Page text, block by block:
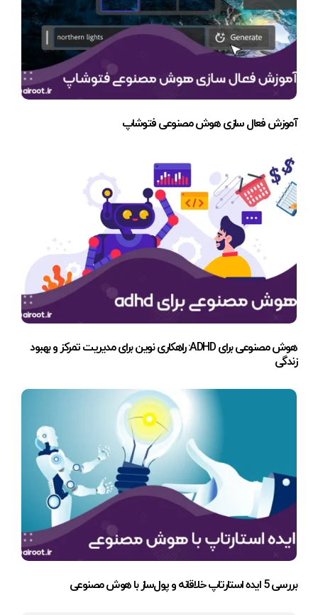
آموزش فعال سازی هوش مصنوعی فتوشاپ
هوش مصنوعی برای ADHD: راهکاری نوین برای مدیریت تمرکز و بهبود
زندگی
بررسی 5 ایده استارتاپ خلاقانه و پول‌ساز با هوش مصنوعی